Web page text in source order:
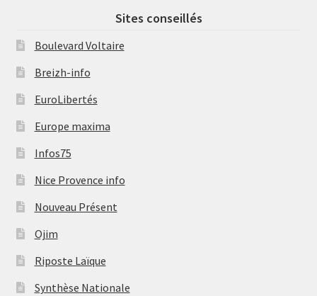
Sites conseillés
Boulevard Voltaire
Breizh-info
EuroLibertés
Europe maxima
Infos75
Nice Provence info
Nouveau Présent
Ojim
Riposte Laïque
Synthèse Nationale